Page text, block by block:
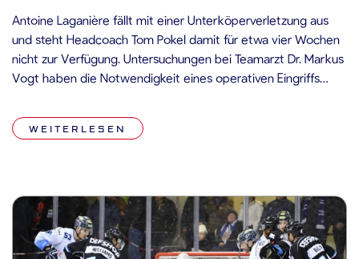
Antoine Laganière fällt mit einer Unterköperverletzung aus
und steht Headcoach Tom Pokel damit für etwa vier Wochen
nicht zur Verfügung. Untersuchungen bei Teamarzt Dr. Markus
Vogt haben die Notwendigkeit eines operativen Eingriffs
Stürmer der Straubing Tigers begibt sich im Anschluss in die
bewährten Hände des Reha-Teams um Sporttherapeut […]
WEITERLESEN